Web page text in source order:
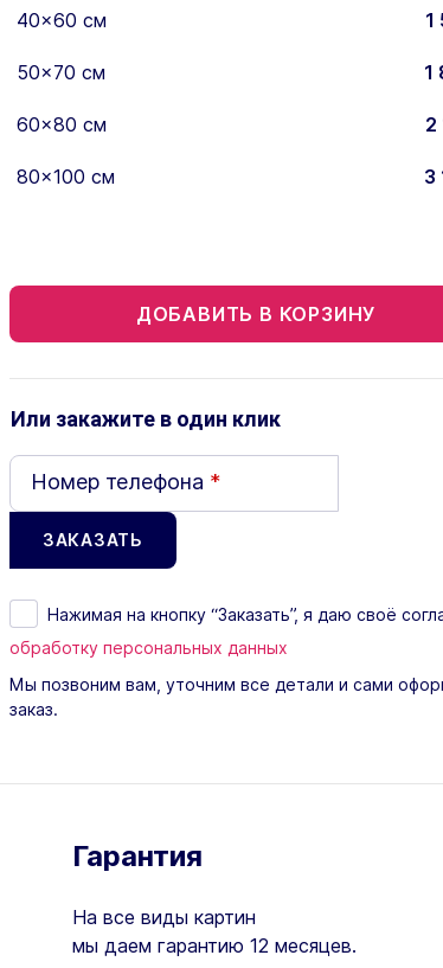
40×60 см 1
50×70 см 1
60×80 см 2
80×100 см 3
ДОБАВИТЬ В КОРЗИНУ
Или закажите в один клик
Номер телефона *
Нажимая на кнопку “Заказать”, я даю своё
обработку персональных данных
Мы позвоним вам, уточним все детали и сами
заказ.
Гарантия
На все виды картин
мы даем гарантию 12 месяцев.